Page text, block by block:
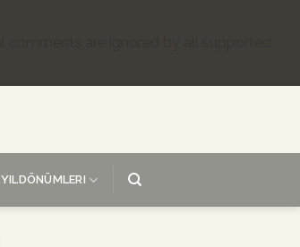
YILDÖNÜMLERI